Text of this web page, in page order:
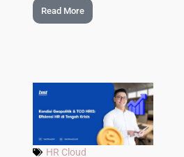
Read More
HR Cloud